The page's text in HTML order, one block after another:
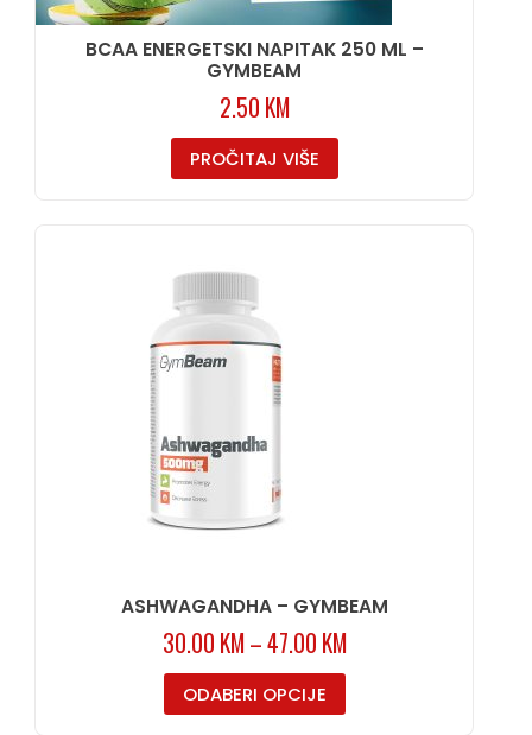
BCAA ENERGETSKI NAPITAK 250 ML –
GYMBEAM
2.50 KM
PROČITAJ VIŠE
ASHWAGANDHA – GYMBEAM
30.00 KM –47.00 KM
ODABERI OPCIJE